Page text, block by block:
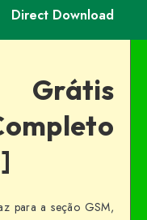
Direct Download
para a seção GSM,